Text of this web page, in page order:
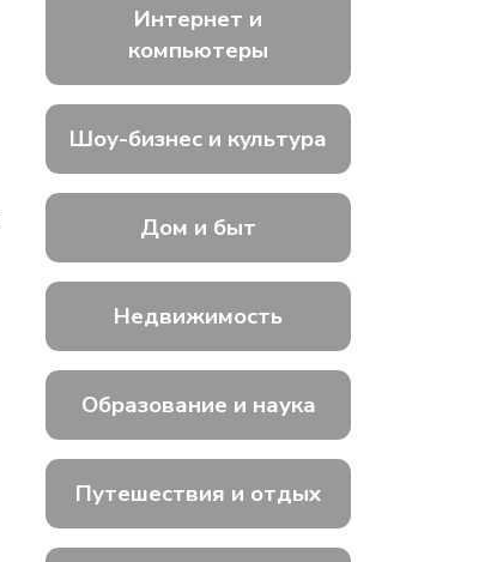
Интернет и
компьютеры
Шоу-бизнес и культура
Дом и быт
Недвижимость
Образование и наука
Путешествия и отдых